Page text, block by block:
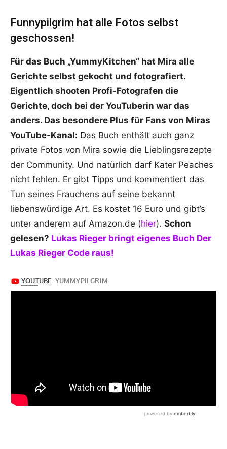
Funnypilgrim hat alle Fotos selbst
geschossen!
Für das Buch „YummyKitchen“ hat Mira alle
Gerichte selbst gekocht und fotografiert.
Eigentlich shooten Profi-Fotografen die
Gerichte, doch bei der YouTuberin war das
anders. Das besondere Plus für Fans von Miras
YouTube-Kanal: Das Buch enthält auch ganz
private Fotos von Mira sowie die Lieblingsrezepte
der Community. Und natürlich darf Kater Peaches
nicht fehlen. Er gibt Tipps und kommentiert das
Tun seines Frauchens auf seine bekannt
liebenswürdige Art. Es kostet 16 Euro und gibt’s
unter anderem auf Amazon.de (hier). Schon
gelesen? Lukas Rieger bringt eigenes Buch Der
Lukas Rieger Code raus!